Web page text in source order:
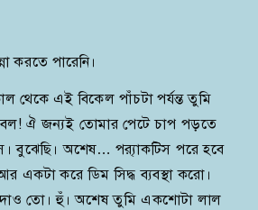
করতে পারেনি।
থেকে এই বিকেল পাঁচটা পর্যন্ত তুমি
ঐ জন্যই তোমার পেটে চাপ পড়তে
বুঝেছি। অশেষ… প্র‍্যাকটিস পরে হবে
একটা করে ডিম সিদ্ধ ব্যবস্থা করো।
দাও তো। হুঁ। অশেষ তুমি একশোটা লাল